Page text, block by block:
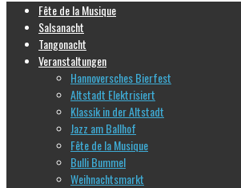
Fête de la Musique
Salsanacht
Tangonacht
Veranstaltungen
Hannoversches Bierfest
Altstadt Elektrisiert
Klassik in der Altstadt
Jazz am Ballhof
Fête de la Musique
Bulli Bummel
Weihnachtsmarkt